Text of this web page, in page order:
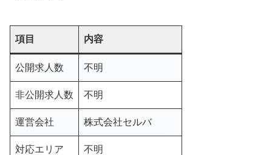
項目 内容
公開求人数 不明
非公開求人数 不明
運営会社 株式会社セルバ
対応エリア 不明